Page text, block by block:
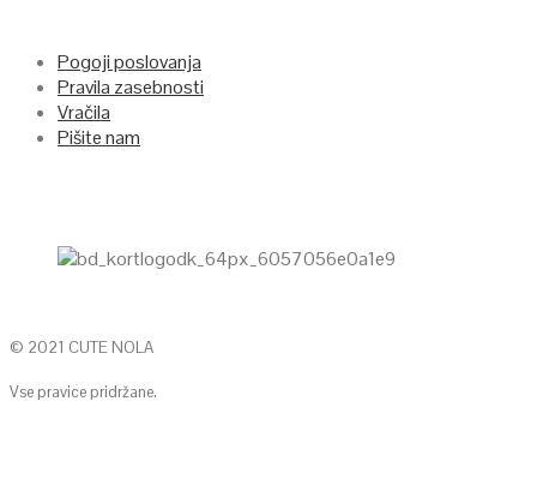
Pogoji poslovanja
Pravila zasebnosti
Vračila
Pišite nam
© 2021 CUTE NOLA
Vse pravice pridržane.